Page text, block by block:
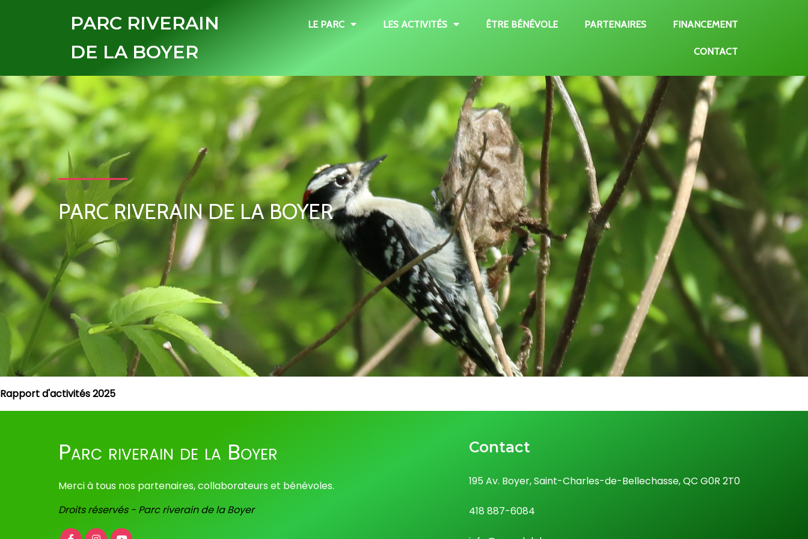
PARC RIVERAIN
DE LA BOYER
LE PARC LES ACTIVITÉS ÊTRE BÉNÉVOLE PARTENAIRES FINANCEMENT
CONTACT
PARC RIVERAIN DE LA BOYER
Rapport d'activités 2025
Parc riverain de la Boyer
Merci à tous nos partenaires, collaborateurs et bénévoles.
Droits réservés - Parc riverain de la Boyer
Contact
195 Av. Boyer, Saint-Charles-de-Bellechasse, QC G0R 2T0
418 887-6084